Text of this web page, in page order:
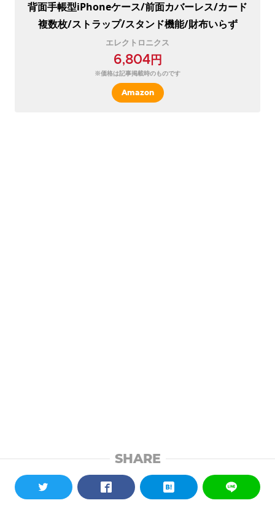
背面手帳型iPhoneケース/前面カバーレス/カード
複数枚/ストラップ/スタンド機能/財布いらず
エレクトロニクス
6,804円
※価格は記事掲載時のものです
Amazon
SHARE